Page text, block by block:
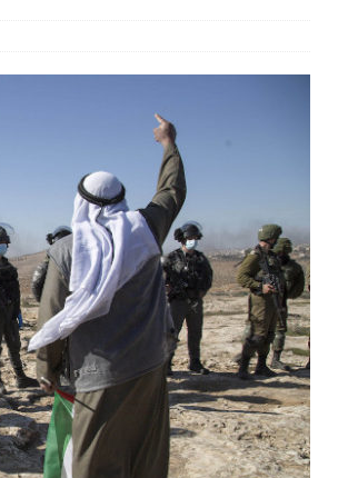
paix » à Gaza et la propagande occidentale